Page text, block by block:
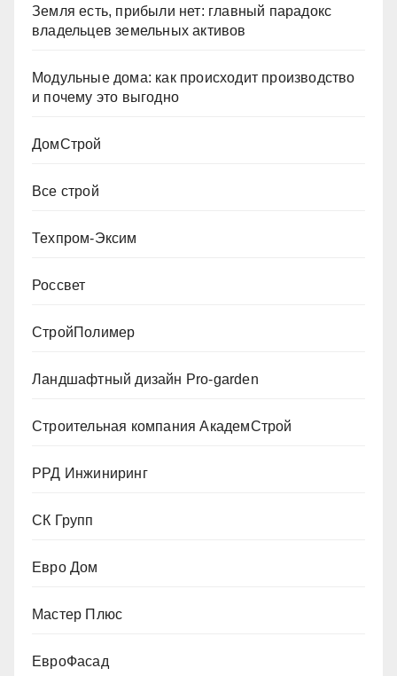
Земля есть, прибыли нет: главный парадокс
владельцев земельных активов
Модульные дома: как происходит производство
и почему это выгодно
ДомСтрой
Все строй
Техпром-Эксим
Россвет
СтройПолимер
Ландшафтный дизайн Pro-garden
Строительная компания АкадемСтрой
РРД Инжиниринг
СК Групп
Евро Дом
Мастер Плюс
ЕвроФасад